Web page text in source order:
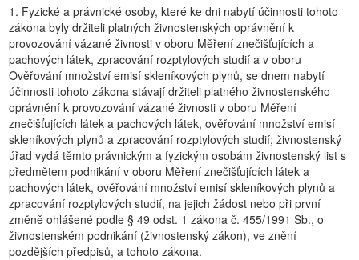
1. Fyzické a právnické osoby, které ke dni nabytí účinnosti tohoto
zákona byly držiteli platných živnostenských oprávnění k
provozování vázané živnosti v oboru Měření znečišťujících a
pachových látek, zpracování rozptylových studií a v oboru
Ověřování množství emisí skleníkových plynů, se dnem nabytí
účinnosti tohoto zákona stávají držiteli platného živnostenského
oprávnění k provozování vázané živnosti v oboru Měření
znečišťujících látek a pachových látek, ověřování množství emisí
skleníkových plynů a zpracování rozptylových studií; živnostenský
úřad vydá těmto právnickým a fyzickým osobám živnostenský list s
předmětem podnikání v oboru Měření znečišťujících látek a
pachových látek, ověřování množství emisí skleníkových plynů a
zpracování rozptylových studií, na jejich žádost nebo při první
změně ohlášené podle § 49 odst. 1 zákona č. 455/1991 Sb., o
živnostenském podnikání (živnostenský zákon), ve znění
pozdějších předpisů, a tohoto zákona.